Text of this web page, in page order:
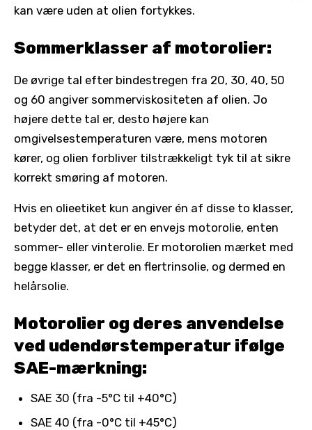
kan være uden at olien fortykkes.
Sommerklasser af motorolier:
De øvrige tal efter bindestregen fra 20, 30, 40, 50
og 60 angiver sommerviskositeten af olien. Jo
højere dette tal er, desto højere kan
omgivelsestemperaturen være, mens motoren
kører, og olien forbliver tilstrækkeligt tyk til at sikre
korrekt smøring af motoren.
Hvis en olieetiket kun angiver én af disse to klasser,
betyder det, at det er en envejs motorolie, enten
sommer- eller vinterolie. Er motorolien mærket med
begge klasser, er det en flertrinsolie, og dermed en
helårsolie.
Motorolier og deres anvendelse
ved udendørstemperatur ifølge
SAE-mærkning:
SAE 30 (fra -5°C til +40°C)
SAE 40 (fra -0°C til +45°C)